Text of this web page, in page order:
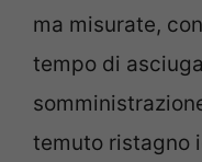
ma misurate,
tempo di
temuto ristagno